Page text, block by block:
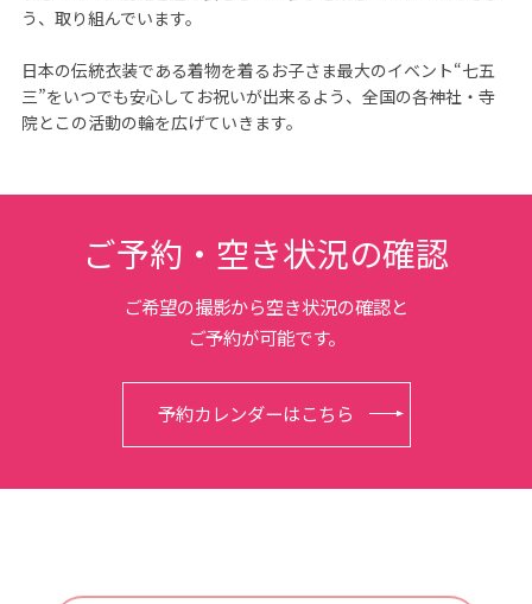
う、取り組んでいます。
日本の伝統衣装である着物を着るお子さま最大のイベント“七五
三”をいつでも安心してお祝いが出来るよう、全国の各神社・寺
院とこの活動の輪を広げていきます。
ご予約・空き状況の確認
ご希望の撮影から空き状況の確認と
ご予約が可能です。
予約カレンダーはこちら